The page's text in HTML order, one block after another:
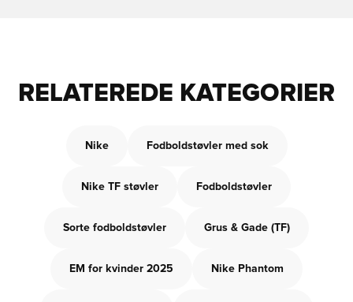
RELATEREDE KATEGORIER
Nike Fodboldstøvler med sok
Nike TF støvler Fodboldstøvler
Sorte fodboldstøvler Grus & Gade (TF)
EM for kvinder 2025 Nike Phantom